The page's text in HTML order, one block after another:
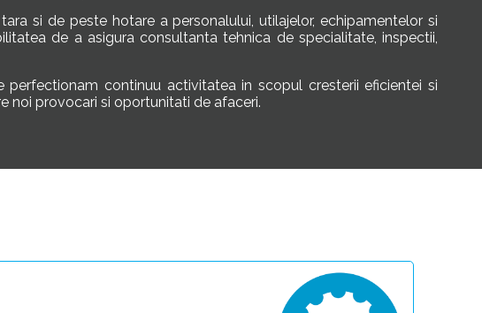
si de peste hotare a personalului, utilajelor, echipamentelor si
de a asigura consultanta tehnica de specialitate, inspectii,
continuu activitatea in scopul cresterii eficientei si
noi provocari si oportunitati de afaceri.